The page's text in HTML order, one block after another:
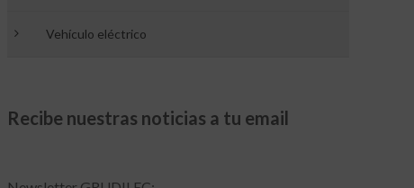
Vehículo eléctrico
Recibe nuestras noticias a tu email